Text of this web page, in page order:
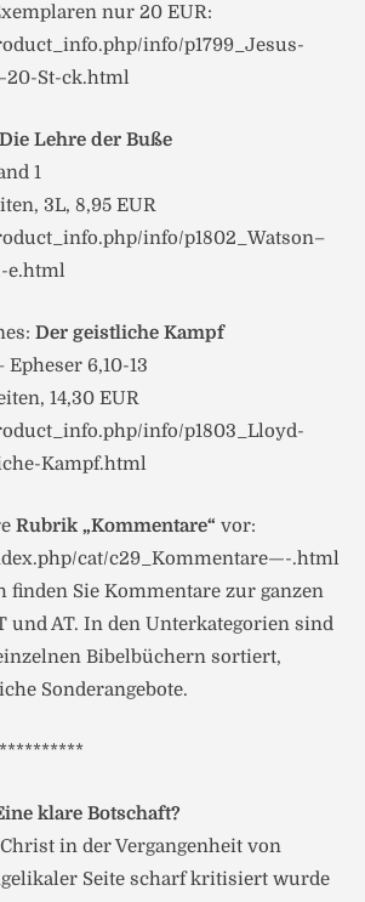
nur 20 EUR:
info/p1799_Jesus-
St-ck.html
Die Lehre der Buße
1
3L, 8,95 EUR
info/p1802_Watson–
e.html
Der geistliche Kampf
6,10-13
14,30 EUR
info/p1803_Lloyd-
Kampf.html
Rubrik „Kommentare“ vor:
cat/c29_Kommentare—-.html
finden Sie Kommentare zur ganzen
und AT. In den Unterkategorien sind
Bibelbüchern sortiert,
Sonderangebote.
klare Botschaft?
in der Vergangenheit von
Seite scharf kritisiert wurde